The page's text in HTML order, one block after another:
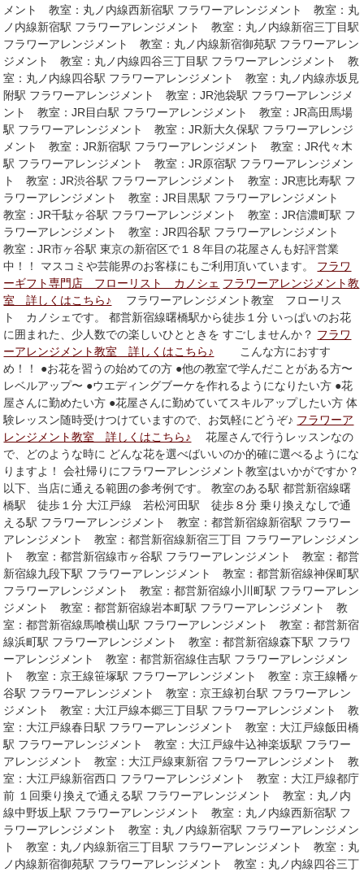
メント 教室：丸ノ内線西新宿駅 フラワーアレンジメント 教室：丸
ノ内線新宿駅 フラワーアレンジメント 教室：丸ノ内線新宿三丁目駅
フラワーアレンジメント 教室：丸ノ内線新宿御苑駅 フラワーアレン
ジメント 教室：丸ノ内線四谷三丁目駅 フラワーアレンジメント 教
室：丸ノ内線四谷駅 フラワーアレンジメント 教室：丸ノ内線赤坂見
附駅 フラワーアレンジメント 教室：JR池袋駅 フラワーアレンジメ
ント 教室：JR目白駅 フラワーアレンジメント 教室：JR高田馬場
駅 フラワーアレンジメント 教室：JR新大久保駅 フラワーアレンジ
メント 教室：JR新宿駅 フラワーアレンジメント 教室：JR代々木
駅 フラワーアレンジメント 教室：JR原宿駅 フラワーアレンジメン
ト 教室：JR渋谷駅 フラワーアレンジメント 教室：JR恵比寿駅 フ
ラワーアレンジメント 教室：JR目黒駅 フラワーアレンジメント
教室：JR千駄ヶ谷駅 フラワーアレンジメント 教室：JR信濃町駅 フ
ラワーアレンジメント 教室：JR四谷駅 フラワーアレンジメント
教室：JR市ヶ谷駅 東京の新宿区で１８年目の花屋さんも好評営業
中！！ マスコミや芸能界のお客様にもご利用頂いています。 フラワ
ーギフト専門店 フローリスト カノシェ フラワーアレンジメント教
室 詳しくはこちら♪ フラワーアレンジメント教室 フローリス
ト カノシェです。 都営新宿線曙橋駅から徒歩１分 いっぱいのお花
に囲まれた、少人数での楽しいひとときを すごしませんか？ フラワ
ーアレンジメント教室 詳しくはこちら♪ こんな方におすす
め！！ ●お花を習うの始めての方 ●他の教室で学んだことがある方〜
レベルアップ〜 ●ウエディングブーケを作れるようになりたい方 ●花
屋さんに勤めたい方 ●花屋さんに勤めていてスキルアップしたい方 体
験レッスン随時受けつけていますので、お気軽にどうぞ♪ フラワーア
レンジメント教室 詳しくはこちら♪ 花屋さんで行うレッスンなの
で、どのような時に どんな花を選べばいいのか的確に選べるようにな
りますよ！ 会社帰りにフラワーアレンジメント教室はいかがですか？
以下、当店に通える範囲の参考例です。 教室のある駅 都営新宿線曙
橋駅 徒歩１分 大江戸線 若松河田駅 徒歩８分 乗り換えなしで通
える駅 フラワーアレンジメント 教室：都営新宿線新宿駅 フラワー
アレンジメント 教室：都営新宿線新宿三丁目 フラワーアレンジメン
ト 教室：都営新宿線市ヶ谷駅 フラワーアレンジメント 教室：都営
新宿線九段下駅 フラワーアレンジメント 教室：都営新宿線神保町駅
フラワーアレンジメント 教室：都営新宿線小川町駅 フラワーアレン
ジメント 教室：都営新宿線岩本町駅 フラワーアレンジメント 教
室：都営新宿線馬喰横山駅 フラワーアレンジメント 教室：都営新宿
線浜町駅 フラワーアレンジメント 教室：都営新宿線森下駅 フラワ
ーアレンジメント 教室：都営新宿線住吉駅 フラワーアレンジメン
ト 教室：京王線笹塚駅 フラワーアレンジメント 教室：京王線幡ヶ
谷駅 フラワーアレンジメント 教室：京王線初台駅 フラワーアレン
ジメント 教室：大江戸線本郷三丁目駅 フラワーアレンジメント 教
室：大江戸線春日駅 フラワーアレンジメント 教室：大江戸線飯田橋
駅 フラワーアレンジメント 教室：大江戸線牛込神楽坂駅 フラワー
アレンジメント 教室：大江戸線東新宿 フラワーアレンジメント 教
室：大江戸線新宿西口 フラワーアレンジメント 教室：大江戸線都庁
前 １回乗り換えで通える駅 フラワーアレンジメント 教室：丸ノ内
線中野坂上駅 フラワーアレンジメント 教室：丸ノ内線西新宿駅 フ
ラワーアレンジメント 教室：丸ノ内線新宿駅 フラワーアレンジメン
ト 教室：丸ノ内線新宿三丁目駅 フラワーアレンジメント 教室：丸
ノ内線新宿御苑駅 フラワーアレンジメント 教室：丸ノ内線四谷三丁